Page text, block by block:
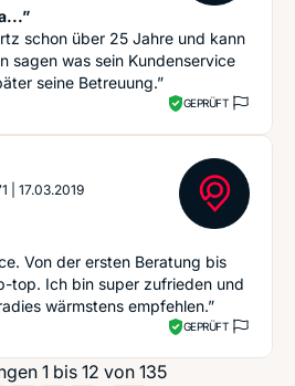
schon über 25 Jahre und kann
sagen was sein Kundenservice
seine Betreuung.”
GEPRÜFT
17.03.2019
Von der ersten Beratung bis
top. Ich bin super zufrieden und
wärmstens empfehlen.”
GEPRÜFT
1 bis 12 von 135